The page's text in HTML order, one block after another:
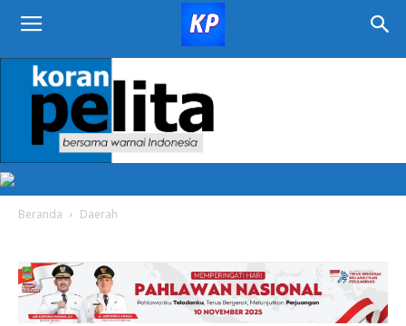
KORAN
PELITA
Beranda Daerah